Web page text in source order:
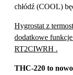
chłódź (COOL)
Hygrostat z
dodatkowe
RT2CIWRH .
THC-220 to